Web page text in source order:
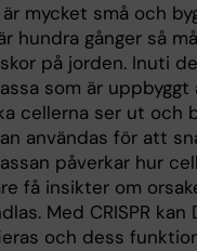
mycket små och
hundra gånger så
på jorden. Inuti
som är
cellerna ser ut och
användas för att
påverkar hur
få insikter om
Med CRISPR
och dess